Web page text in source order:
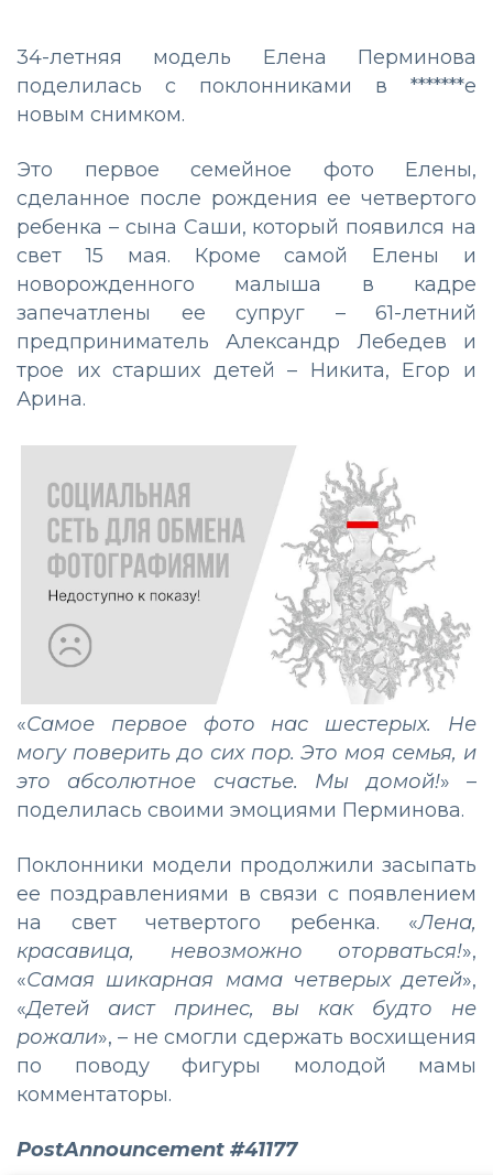
34-летняя модель Елена Перминова
поделилась с поклонниками в *******е
новым снимком.
Это первое семейное фото Елены,
сделанное после рождения ее четвертого
ребенка – сына Саши, который появился на
свет 15 мая. Кроме самой Елены и
новорожденного малыша в кадре
запечатлены ее супруг – 61-летний
предприниматель Александр Лебедев и
трое их старших детей – Никита, Егор и
Арина.
«Самое первое фото нас шестерых. Не
могу поверить до сих пор. Это моя семья, и
это абсолютное счастье. Мы домой!» –
поделилась своими эмоциями Перминова.
Поклонники модели продолжили засыпать
ее поздравлениями в связи с появлением
на свет четвертого ребенка. «Лена,
красавица, невозможно оторваться!»,
«Самая шикарная мама четверых детей»,
«Детей аист принес, вы как будто не
рожали», – не смогли сдержать восхищения
по поводу фигуры молодой мамы
комментаторы.
PostAnnouncement #41177